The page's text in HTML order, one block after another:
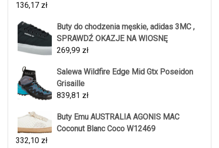
136,17 zł
Buty do chodzenia męskie, adidas 3MC ,
SPRAWDŹ OKAZJE NA WIOSNĘ
269,99 zł
Salewa Wildfire Edge Mid Gtx Poseidon
Grisaille
839,81 zł
Buty Emu AUSTRALIA AGONIS MAC
Coconut Blanc Coco W12469
332,10 zł